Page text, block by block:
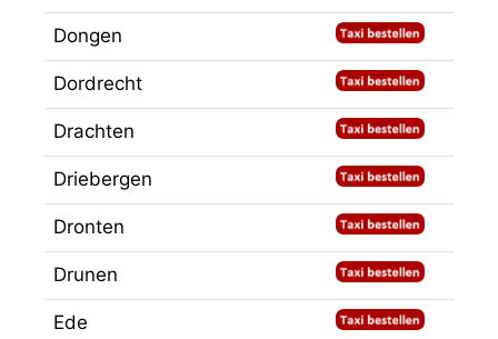
Dongen
Dordrecht
Drachten
Driebergen
Dronten
Drunen
Ede